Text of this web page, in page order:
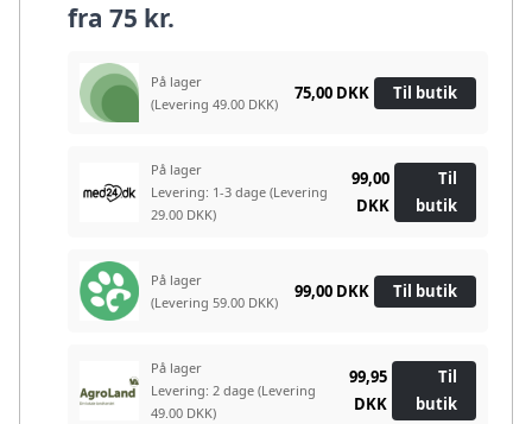
fra 75 kr.
På lager
(Levering 49.00 DKK)
75,00 DKK Til butik
På lager
Levering: 1-3 dage (Levering
29.00 DKK)
99,00
DKK
Til
butik
På lager
(Levering 59.00 DKK)
99,00 DKK Til butik
På lager
Levering: 2 dage (Levering
49.00 DKK)
99,95
DKK
Til
butik